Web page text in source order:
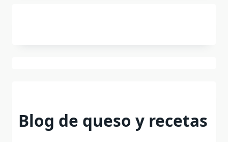
Blog de queso y recetas